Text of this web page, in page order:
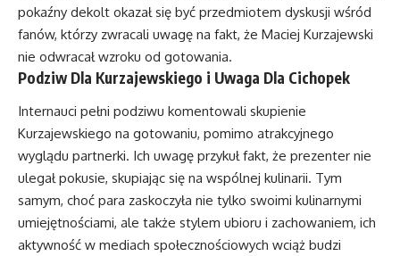
pokaźny dekolt okazał się być przedmiotem dyskusji wśród
fanów, którzy zwracali uwagę na fakt, że Maciej Kurzajewski
nie odwracał wzroku od gotowania.
Podziw Dla Kurzajewskiego i Uwaga Dla Cichopek
Internauci pełni podziwu komentowali skupienie
Kurzajewskiego na gotowaniu, pomimo atrakcyjnego
wyglądu partnerki. Ich uwagę przykuł fakt, że prezenter nie
ulegał pokusie, skupiając się na wspólnej kulinarii. Tym
samym, choć para zaskoczyła nie tylko swoimi kulinarnymi
umiejętnościami, ale także stylem ubioru i zachowaniem, ich
aktywność w mediach społecznościowych wciąż budzi